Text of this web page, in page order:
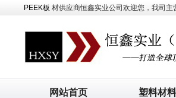
PEEK板 材供应商恒鑫实业公司欢迎您，我司
网站首页 塑料材料